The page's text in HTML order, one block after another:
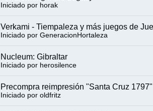
Iniciado por horak
Verkami - Tiempaleza y más juegos de
Iniciado por GeneracionHortaleza
Nucleum: Gibraltar
Iniciado por herosilence
Precompra reimpresión "Santa Cruz 1797"
Iniciado por oldfritz